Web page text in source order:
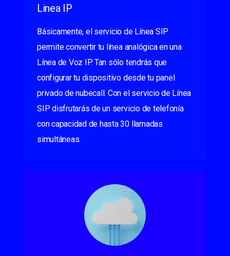
Linea IP
Básicamente, el servicio de Línea SIP
permite convertir tu línea analógica en una
Línea de Voz IP. Tan sólo tendrás que
configurar tu dispositivo desde tu panel
privado de nubecall. Con el servicio de Línea
SIP disfrutarás de un servicio de telefonía
con capacidad de hasta 30 llamadas
simultáneas.